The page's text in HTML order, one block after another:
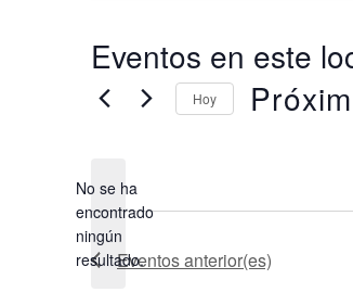
Eventos en este
Aviso
No se ha
encontrado
ningún
resultado.
Hoy
Eventosanterior(es)